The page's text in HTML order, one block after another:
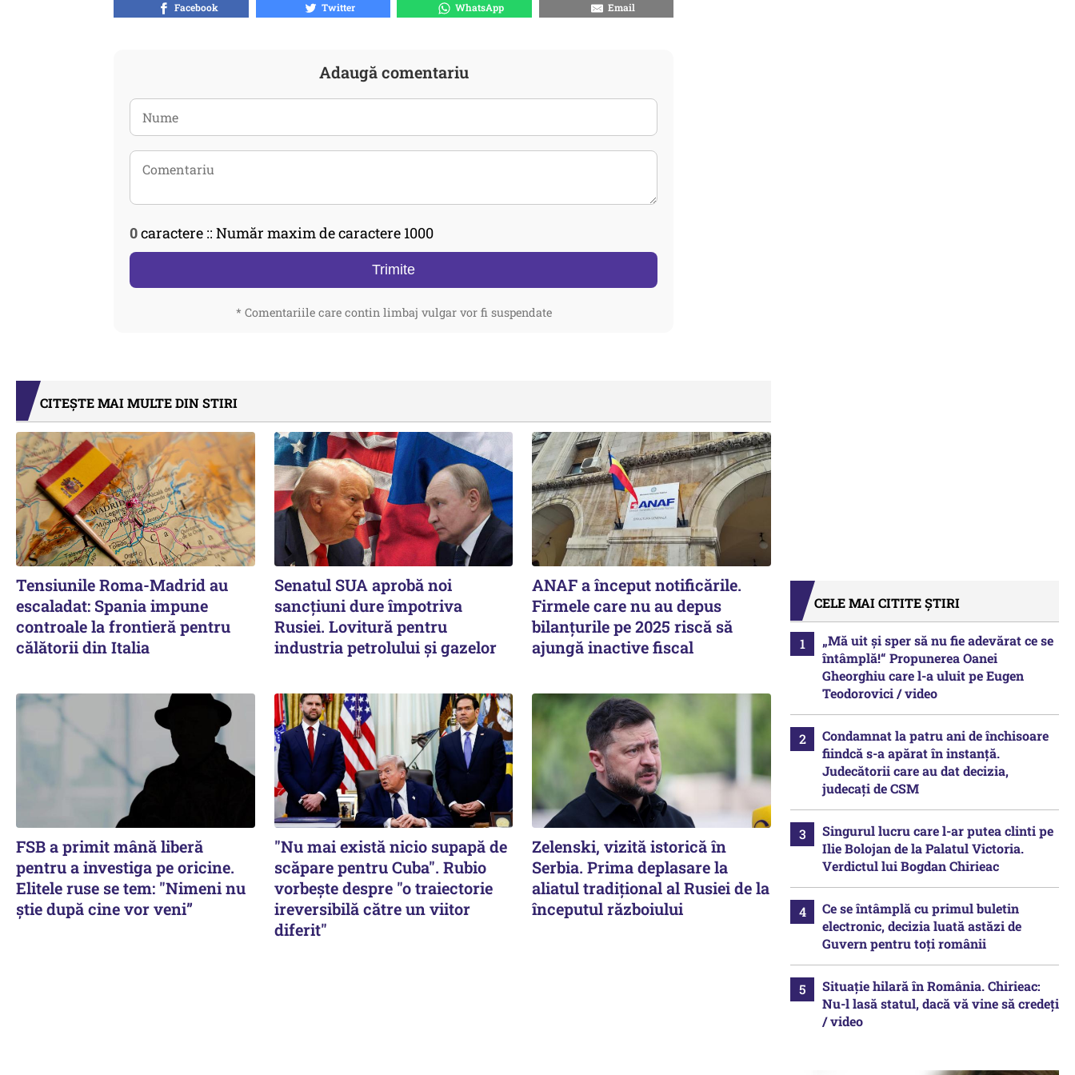
Facebook Twitter WhatsApp Email
Adaugă comentariu
0caractere :: Număr maxim de caractere 1000
Trimite
* Comentariile care contin limbaj vulgar vor fi suspendate
CITEȘTE MAI MULTE DIN STIRI
Tensiunile Roma-Madrid au
escaladat: Spania impune
controale la frontieră pentru
călătorii din Italia
Senatul SUA aprobă noi
sancțiuni dure împotriva
Rusiei. Lovitură pentru
industria petrolului și gazelor
ANAF a început notificările.
Firmele care nu au depus
bilanțurile pe 2025 riscă să
ajungă inactive fiscal
FSB a primit mână liberă
pentru a investiga pe oricine.
Elitele ruse se tem: "Nimeni nu
știe după cine vor veni”
"Nu mai există nicio supapă de
scăpare pentru Cuba". Rubio
vorbește despre "o traiectorie
ireversibilă către un viitor
diferit"
Zelenski, vizită istorică în
Serbia. Prima deplasare la
aliatul tradițional al Rusiei de la
începutul războiului
CELE MAI CITITE ȘTIRI
„Mă uit și sper să nu fie adevărat ce se
întâmplă!“ Propunerea Oanei
Gheorghiu care l-a uluit pe Eugen
Teodorovici / video
Condamnat la patru ani de închisoare
fiindcă s-a apărat în instanță.
Judecătorii care au dat decizia,
judecați de CSM
Singurul lucru care l-ar putea clinti pe
Ilie Bolojan de la Palatul Victoria.
Verdictul lui Bogdan Chirieac
Ce se întâmplă cu primul buletin
electronic, decizia luată astăzi de
Guvern pentru toți românii
Situație hilară în România. Chirieac:
Nu-l lasă statul, dacă vă vine să credeți
/ video